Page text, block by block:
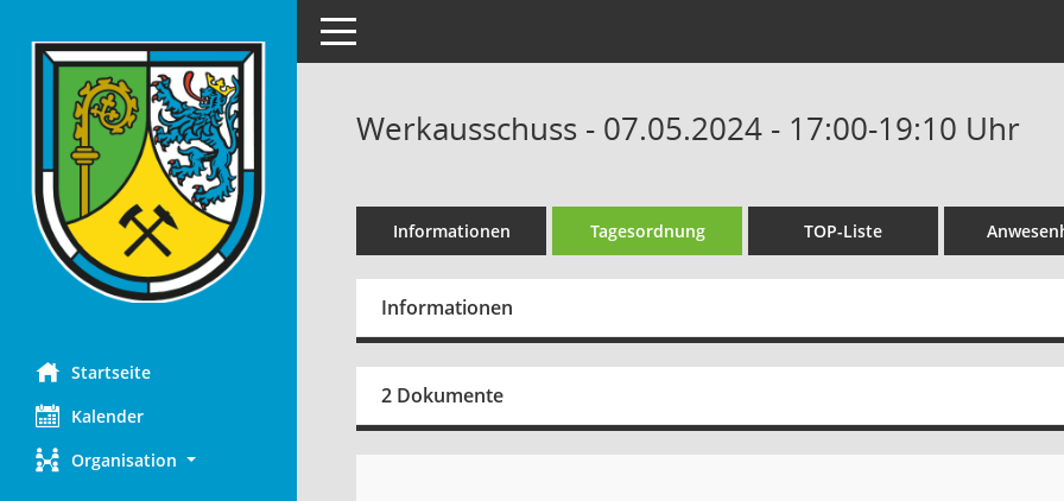
Startseite
Kalender
Organisation
Toggle navigation
Werkausschuss - 07.05.2024 - 17:00-19:10 Uhr
Informationen Tagesordnung TOP-Liste
Informationen
2 Dokumente